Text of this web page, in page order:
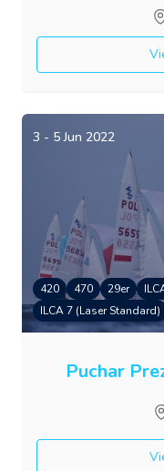
3 - 5 Jun 2022
420 470 29er
ILCA 7 (Laser Standard)
Puchar